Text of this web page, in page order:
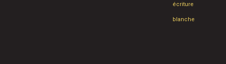
écriture
blanche